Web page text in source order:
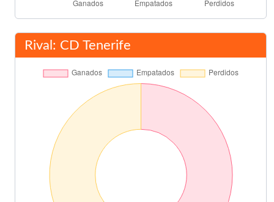
Eloy Olaya
Del Solar
88'
Lubo Penev(Pen.) 88'
Final del partido
Rival: CD Tenerife